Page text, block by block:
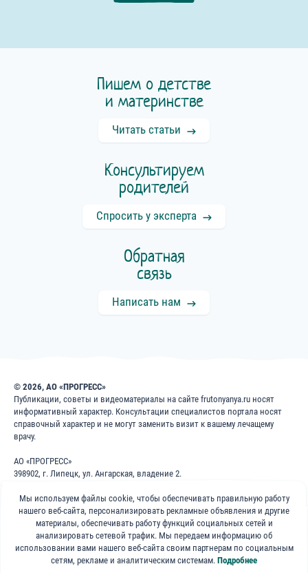
Пишем о детстве
и материнстве
Читать статьи
Консультируем
родителей
Спросить у эксперта
Обратная
связь
Написать нам
© 2026, АО «ПРОГРЕСС»
Публикации, советы и видеоматериалы на сайте frutonyanya.ru носят
информативный характер. Консультации специалистов портала носят
справочный характер и не могут заменить визит к вашему лечащему
врачу.
АО «ПРОГРЕСС»
398902, г. Липецк, ул. Ангарская, владение 2.
ОГРН: 1024840823996
8 800 200 1 400
Бесплатно для звонков по России
Мы используем файлы cookie, чтобы обеспечивать правильную работу
нашего веб-сайта, персонализировать рекламные объявления и другие
материалы, обеспечивать работу функций социальных сетей и
анализировать сетевой трафик. Мы передаем информацию об
использовании вами нашего веб-сайта своим партнерам по социальным
сетям, рекламе и аналитическим системам. Подробнее